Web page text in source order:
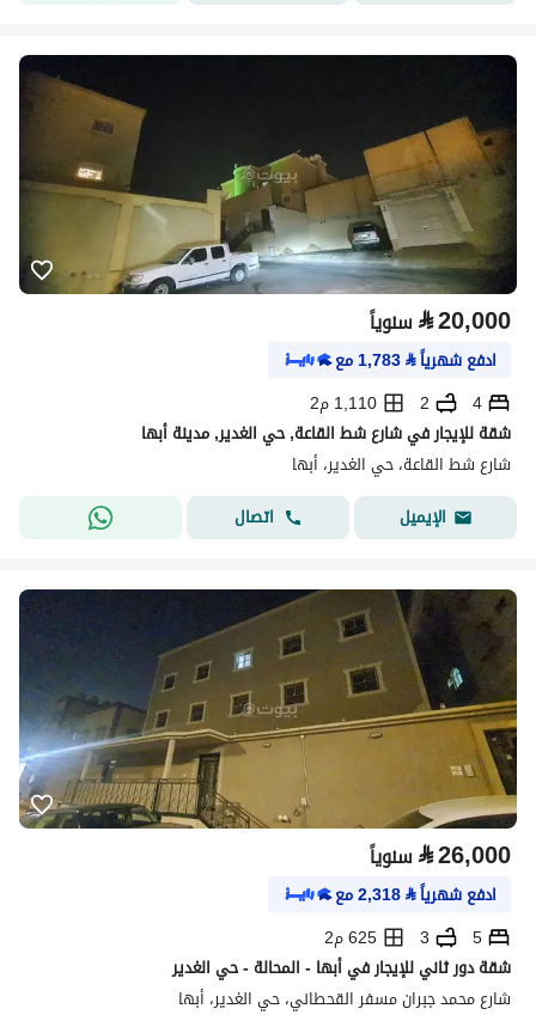
⃁20,000 سنوياً
ادفع شهرياً⃁
1,783مع
4
2
1,110 م2
شقة للإيجار في شارع شط القاعة, حي الغدير, مدينة أبها
شارع شط القاعة، حي الغدير، أبها
الإيميل
اتصال
⃁26,000 سنوياً
ادفع شهرياً⃁
2,318مع
5
3
625 م2
شقة دور ثاني للإيجار في أبها - المحالة - حي الغدير
شارع محمد جبران مسفر القحطاني، حي الغدير، أبها